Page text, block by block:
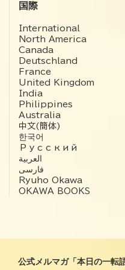
国際
International
North America
Canada
Deutschland
France
United Kingdom
India
Philippines
Australia
中文(簡体)
한국어
Русский
العربية‏
فارسی
Ryuho Okawa
OKAWA BOOKS
公式メルマガ「本日の一転